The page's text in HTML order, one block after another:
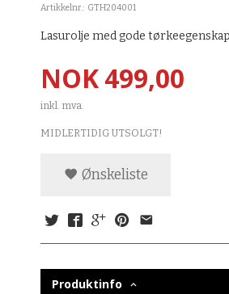
Artikkelnr.: GTH204001
Lasurolje med gode
Pris
NOK499,00
inkl. mva.
MIDLERTIDIG UTSOLGT!
Ønskeliste
Produktinfo